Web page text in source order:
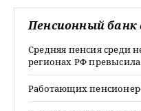
Пенсионный банк
Средняя пенсия среди
регионах РФ
Работающих